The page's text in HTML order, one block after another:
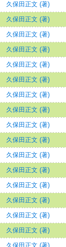
久保田正文 (著)
久保田正文 (著)
久保田正文 (著)
久保田正文 (著)
久保田正文 (著)
久保田正文 (著)
久保田正文 (著)
久保田正文 (著)
久保田正文 (著)
久保田正文 (著)
久保田正文 (著)
久保田正文 (著)
久保田正文 (著)
久保田正文 (著)
久保田正文 (著)
久保田正文 (著)
久保田正文 (著)